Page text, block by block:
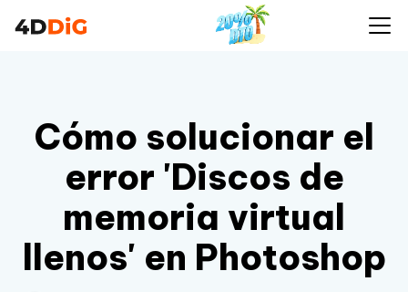
Cómo solucionar el
error 'Discos de
memoria virtual
llenos' en Photoshop